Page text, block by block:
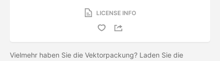
LICENSE INFO
Vielmehr haben Sie die Vektorpackung? Laden Sie die